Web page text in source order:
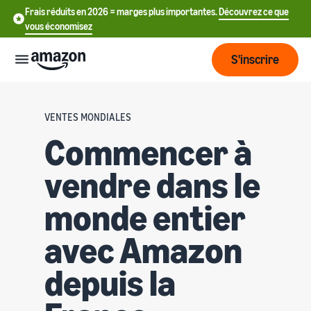
Frais réduits en 2026 = marges plus importantes.Découvrez ce que
vous économisez
Commencez
à vendre
sur Amazon
Introduction à la vente
Comment devenir un
vendeur Amazon
Créez votre compte
vendeur
Expédier
d'ensemble
de la
logistique
Expédié par Amazon
Externalisez la gestion des
Grandir
Touchez
plus de
clients
Tarification
Connaître
Apprendre
English
S'inscrire
VENTES MONDIALES
Commencer à
vendre dans le
monde entier
avec Amazon
depuis la